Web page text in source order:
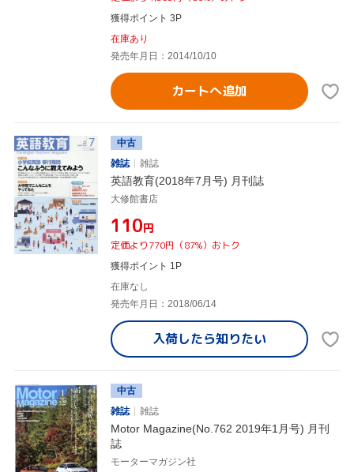
獲得ポイント 3P
在庫あり
発売年月日：2014/10/10
カートへ追加
中古
雑誌
雑誌
英語教育(2018年7月号) 月刊誌
大修館書店
¥110円
定価より770円（87%）おトク
獲得ポイント 1P
在庫なし
発売年月日：2018/06/14
入荷したら知りたい
中古
雑誌
雑誌
Motor Magazine(No.762 2019年1月号) 月刊
誌
モーターマガジン社